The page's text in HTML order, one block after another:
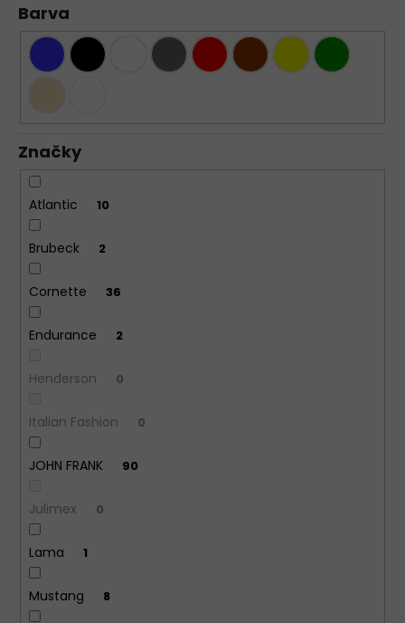
Barva
Značky
Atlantic 10
Brubeck 2
Cornette 36
Endurance 2
Henderson 0
Italian Fashion 0
JOHN FRANK 90
Julimex 0
Lama 1
Mustang 8